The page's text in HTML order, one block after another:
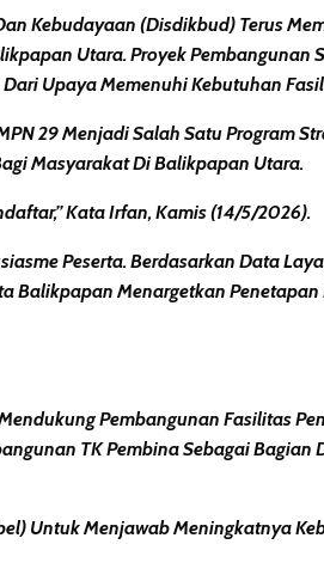
Kebudayaan (Disdikbud) Terus
Utara. Proyek
Upaya Memenuhi Kebutuhan
29 Menjadi Salah Satu Program
Masyarakat Di Balikpapan Utara.
Kata Irfan, Kamis (14/5/2026).
Peserta. Berdasarkan Data
Balikpapan Menargetkan
Pembangunan Fasilitas
TK Pembina Sebagai
Untuk Menjawab Meningkatnya